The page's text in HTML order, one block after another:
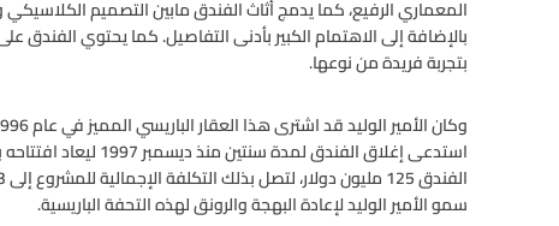
k
p
المعماري الرفيع، كما يدمج أثاث الفندق مابين التصميم الكلاسيكي
بتجربة فريدة من نوعها.
سمو الأمير الوليد لإعادة البهجة والرونق لهذه التحفة الباريسية.